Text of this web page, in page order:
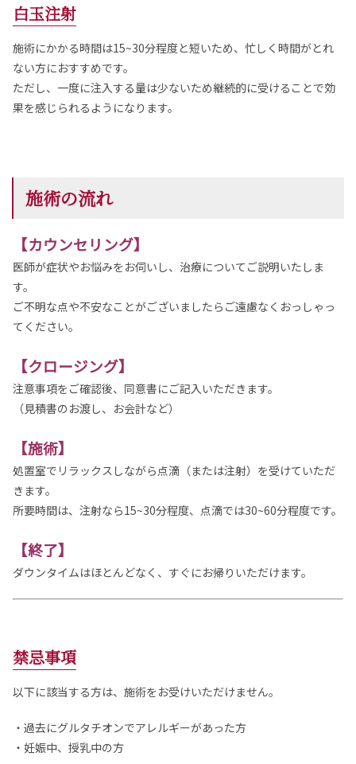
白玉注射
施術にかかる時間は15~30分程度と短いため、忙しく時間がとれ
ない方におすすめです。
ただし、一度に注入する量は少ないため継続的に受けることで効
果を感じられるようになります。
施術の流れ
【カウンセリング】
医師が症状やお悩みをお伺いし、治療についてご説明いたしま
す。
ご不明な点や不安なことがございましたらご遠慮なくおっしゃっ
てください。
【クロージング】
注意事項をご確認後、同意書にご記入いただきます。
（見積書のお渡し、お会計など）
【施術】
処置室でリラックスしながら点滴（または注射）を受けていただ
きます。
所要時間は、注射なら15~30分程度、点滴では30~60分程度です。
【終了】
ダウンタイムはほとんどなく、すぐにお帰りいただけます。
禁忌事項
以下に該当する方は、施術をお受けいただけません。
・過去にグルタチオンでアレルギーがあった方
・妊娠中、授乳中の方